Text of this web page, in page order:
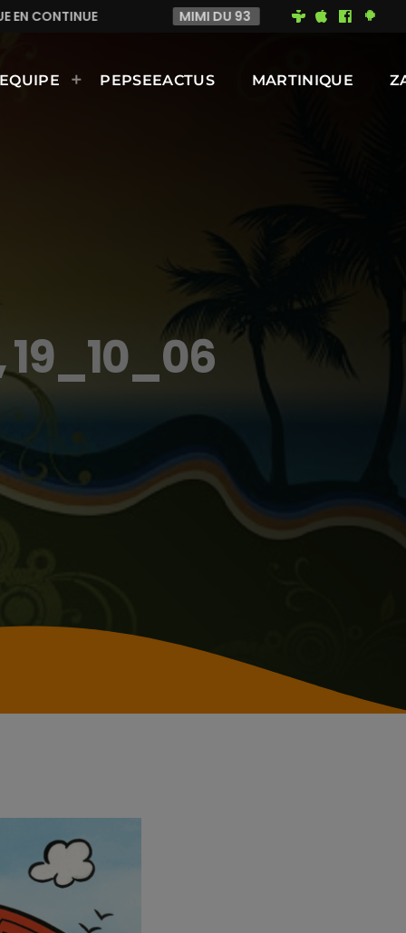
MIMI DU 93 BONNE JOURNÉE ENSOLEILLÉE À TOUS SUR
EQUIPE PEPSEEACTUS MARTINIQUE
19_10_06